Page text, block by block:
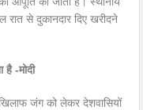
से दुकानदार दिए खरीदने
-मोदी
खिलाफ जंग को लेकर देशवासियों